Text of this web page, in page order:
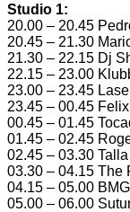
Studio 1:
20.00 – 20.45
20.45 – 21.30
21.30 – 22.15 Dj
22.15 – 23.00
23.00 – 23.45
23.45 – 00.45
00.45 – 01.45
01.45 – 02.45
02.45 – 03.30
03.30 – 04.15 The
04.15 – 05.00
05.00 – 06.00